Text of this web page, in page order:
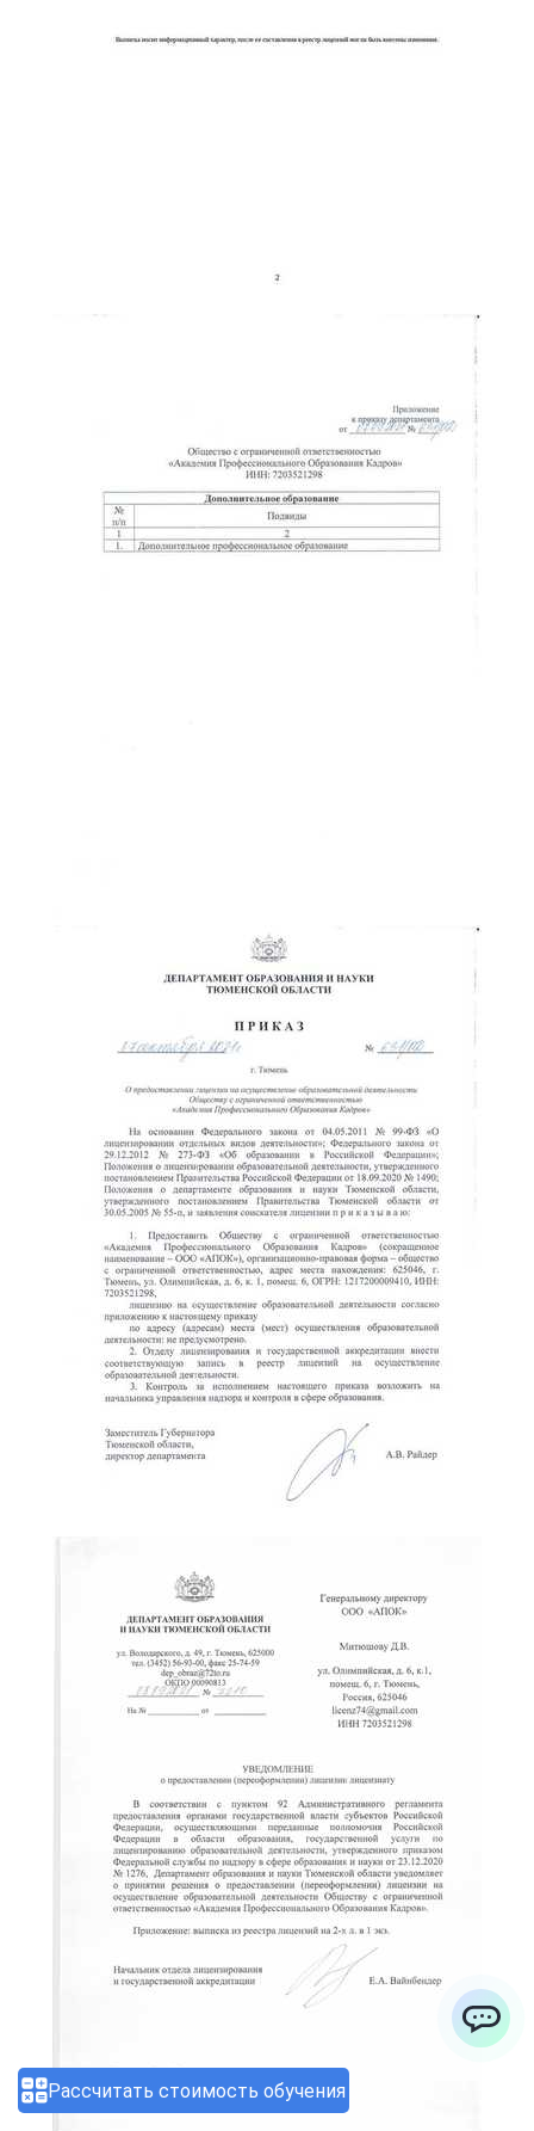
Рассчитать стоимость обучения
ChatApp
Мессенджеры
Свяжитесь с нами через любой удобный мессенджер!
Telegram WhatsApp
Vkontakte EMail
Max